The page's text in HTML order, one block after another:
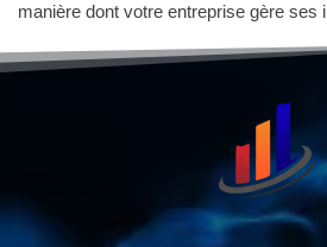
manière dont votre entreprise gère ses